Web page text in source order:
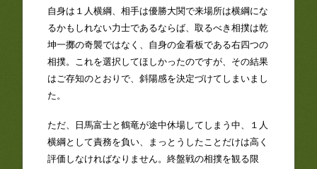
自身は１人横綱、相手は優勝大関で来場所は横綱にな
るかもしれない力士であるならば、取るべき相撲は乾
坤一擲の奇襲ではなく、自身の金看板である右四つの
相撲。これを選択してほしかったのですが、その結果
はご存知のとおりで、斜陽感を決定づけてしまいまし
た。
ただ、日馬富士と鶴竜が途中休場してしまう中、１人
横綱として責務を負い、まっとうしたことだけは高く
評価しなければなりません。終盤戦の相撲を観る限